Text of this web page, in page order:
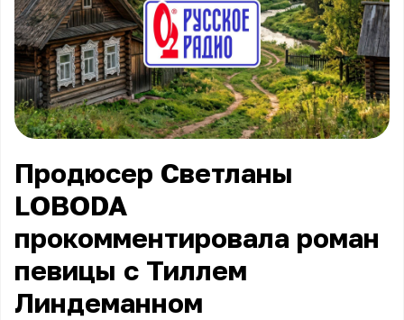
Продюсер Светланы
LOBODA
прокомментировала роман
певицы с Тиллем
Линдеманном